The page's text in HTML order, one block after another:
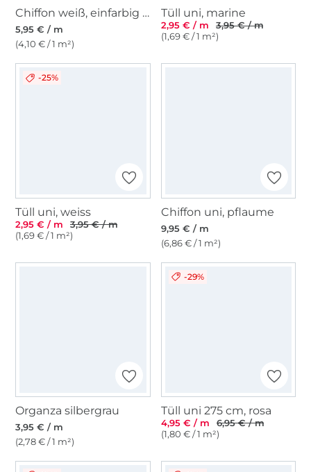
Chiffon weiß, einfarbig - Hochzeitsstoff
5,95 € / m
(4,10 € / 1 m²)
Tüll uni, marine
2,95 € / m
3,95 € / m
(1,69 € / 1 m²)
-25%
Tüll uni, weiss
2,95 € / m
3,95 € / m
(1,69 € / 1 m²)
Chiffon uni, pflaume
9,95 € / m
(6,86 € / 1 m²)
Organza silbergrau
3,95 € / m
(2,78 € / 1 m²)
-29%
Tüll uni 275 cm, rosa
4,95 € / m
6,95 € / m
(1,80 € / 1 m²)